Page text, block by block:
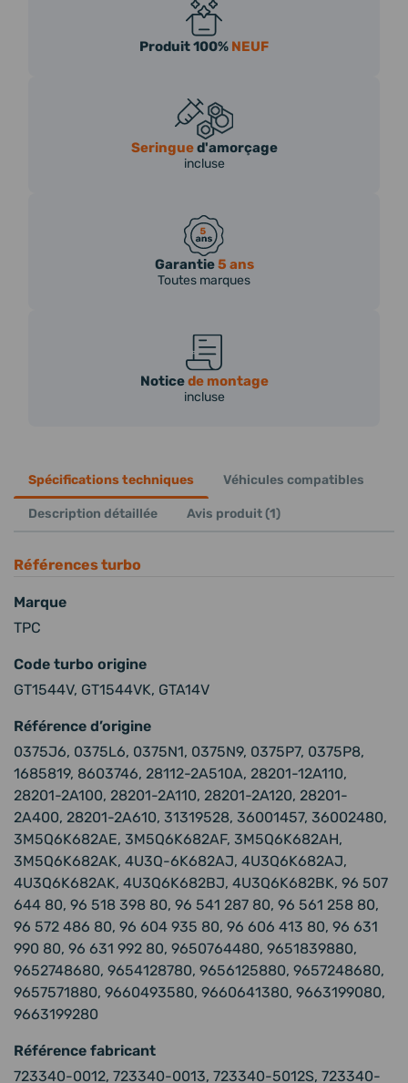
Produit 100% NEUF
Seringued'amorçage
incluse
Garantie5 ans
Toutes marques
Noticede montage
incluse
Spécifications techniques Véhicules compatibles
Description détaillée Avis produit (1)
Références turbo
Marque
TPC
Code turbo origine
GT1544V, GT1544VK, GTA14V
Référence d’origine
0375J6, 0375L6, 0375N1, 0375N9, 0375P7, 0375P8,
1685819, 8603746, 28112-2A510A, 28201-12A110,
28201-2A100, 28201-2A110, 28201-2A120, 28201-
2A400, 28201-2A610, 31319528, 36001457, 36002480,
3M5Q6K682AE, 3M5Q6K682AF, 3M5Q6K682AH,
3M5Q6K682AK, 4U3Q-6K682AJ, 4U3Q6K682AJ,
4U3Q6K682AK, 4U3Q6K682BJ, 4U3Q6K682BK, 96 507
644 80, 96 518 398 80, 96 541 287 80, 96 561 258 80,
96 572 486 80, 96 604 935 80, 96 606 413 80, 96 631
990 80, 96 631 992 80, 9650764480, 9651839880,
9652748680, 9654128780, 9656125880, 9657248680,
9657571880, 9660493580, 9660641380, 9663199080,
9663199280
Référence fabricant
723340-0012, 723340-0013, 723340-5012S, 723340-